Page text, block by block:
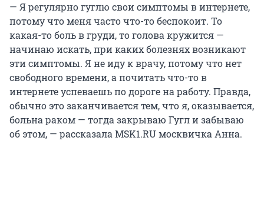
— Я регулярно гуглю свои симптомы в интернете,
потому что меня часто что-то беспокоит. То
какая-то боль в груди, то голова кружится —
начинаю искать, при каких болезнях возникают
эти симптомы. Я не иду к врачу, потому что нет
свободного времени, а почитать что-то в
интернете успеваешь по дороге на работу. Правда,
обычно это заканчивается тем, что я, оказывается,
больна раком — тогда закрываю Гугл и забываю
об этом, — рассказала MSK1.RU москвичка Анна.